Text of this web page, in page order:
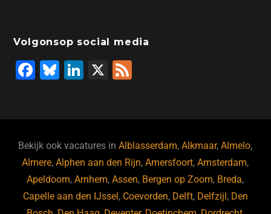
Volgonsop social media
F
b
o
o
k
Bl
ky
Li
dI
n
X
Bekijk ook vacatures inAlblasserdam,Alkmaar,Almelo,
Almere,Alphen aan den Rijn,Amersfoort,Amsterdam,
Apeldoorn,Arnhem,Assen, Bergen op Zoom, Breda,
Capelle aan den IJssel , Coevorden, Delft, Delfzijl , Den